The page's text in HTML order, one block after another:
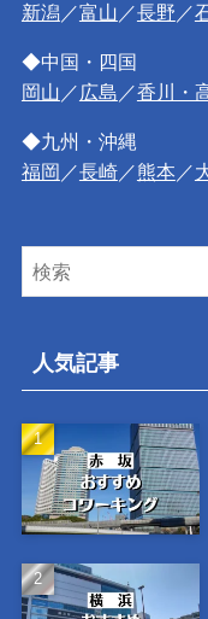
新潟 ／富山 ／長野 ／
◆中国・四国
岡山 ／ 広島 ／香川・
◆九州・沖縄
福岡 ／長崎／熊本 ／
人気記事